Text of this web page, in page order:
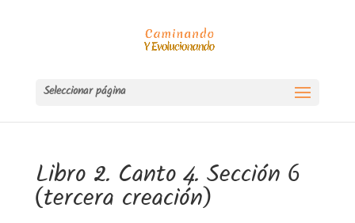
Seleccionar página
Libro 2. Canto 4. Sección 6
(tercera creación)